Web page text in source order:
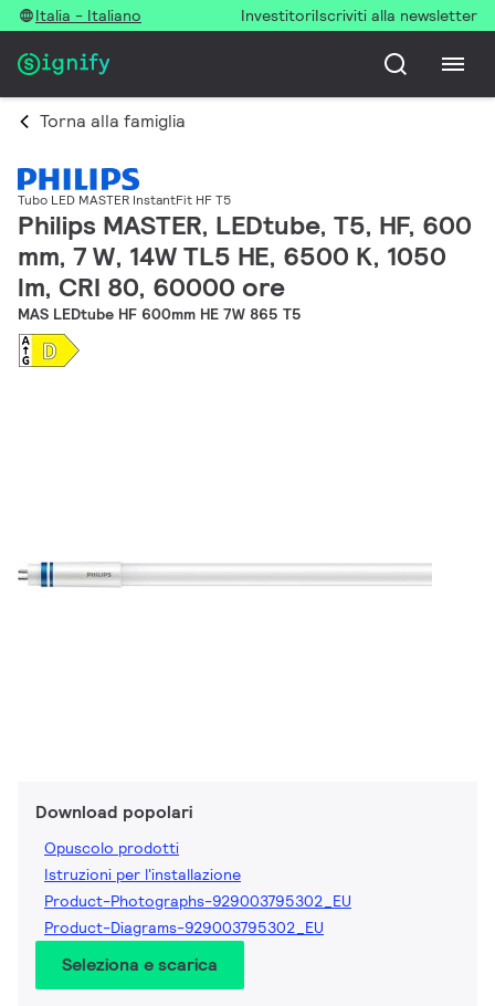
Italia - Italiano InvestitoriIscriviti alla newsletter
Torna alla famiglia
Tubo LED MASTER InstantFit HF T5
Philips MASTER, LEDtube, T5, HF, 600
mm, 7 W, 14W TL5 HE, 6500 K, 1050
lm, CRI 80, 60000 ore
MAS LEDtube HF 600mm HE 7W 865 T5
Download popolari
Opuscolo prodotti
Istruzioni per l'installazione
Product-Photographs-929003795302_EU
Product-Diagrams-929003795302_EU
Seleziona e scarica